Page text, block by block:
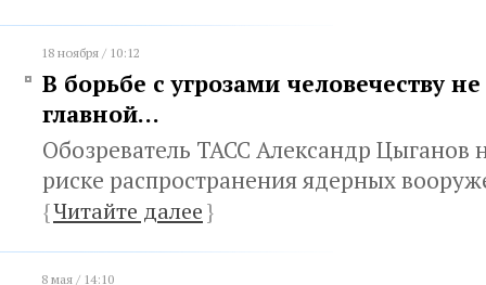
18 ноября / 10:12
В борьбе с угрозами человечеству
главной…
Обозреватель ТАСС Александр Цыганов
риске распространения ядерных
{Читайте далее}
8 мая / 14:10